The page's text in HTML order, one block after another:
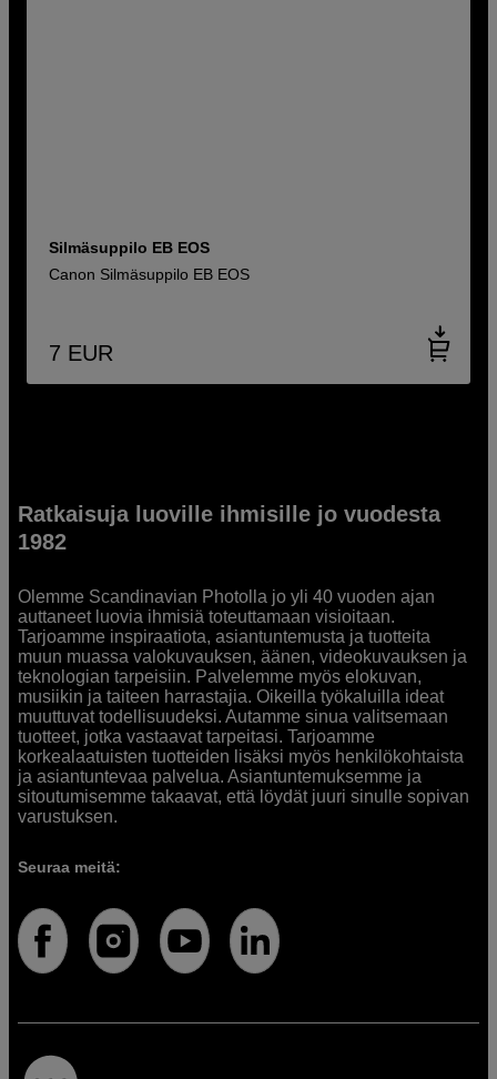
Silmäsuppilo EB EOS
Canon Silmäsuppilo EB EOS
7 EUR
Ratkaisuja luoville ihmisille jo vuodesta
1982
Olemme Scandinavian Photolla jo yli 40 vuoden ajan
auttaneet luovia ihmisiä toteuttamaan visioitaan.
Tarjoamme inspiraatiota, asiantuntemusta ja tuotteita
muun muassa valokuvauksen, äänen, videokuvauksen ja
teknologian tarpeisiin. Palvelemme myös elokuvan,
musiikin ja taiteen harrastajia. Oikeilla työkaluilla ideat
muuttuvat todellisuudeksi. Autamme sinua valitsemaan
tuotteet, jotka vastaavat tarpeitasi. Tarjoamme
korkealaatuisten tuotteiden lisäksi myös henkilökohtaista
ja asiantuntevaa palvelua. Asiantuntemuksemme ja
sitoutumisemme takaavat, että löydät juuri sinulle sopivan
varustuksen.
Seuraa meitä: